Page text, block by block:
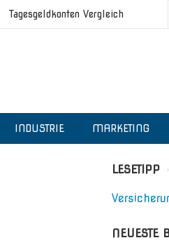
Tagesgeldkonten Vergleich
INDUSTRIE MARKETING
LESETIPP
NEUESTE